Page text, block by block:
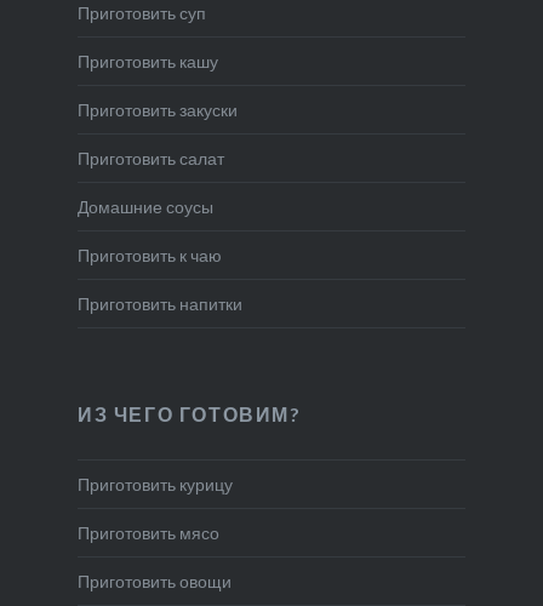
Приготовить суп
Приготовить кашу
Приготовить закуски
Приготовить салат
Домашние соусы
Приготовить к чаю
Приготовить напитки
ИЗ ЧЕГО ГОТОВИМ?
Приготовить курицу
Приготовить мясо
Приготовить овощи